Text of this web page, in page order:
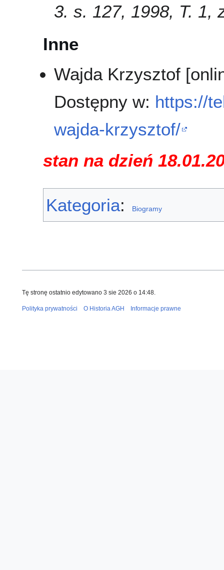
3. s. 127, 1998, T. 1,
Inne
Wajda Krzysztof
Dostępny w: https://
wajda-krzysztof/
stan na dzień
Kategoria: Biogramy
Tę stronę ostatnio edytowano 3 sie 2026 o 14:48.
Polityka prywatności O Historia AGH Informacje prawne